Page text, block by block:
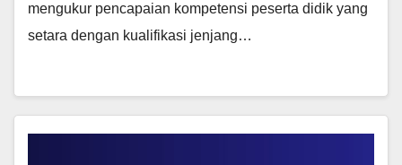
mengukur pencapaian kompetensi peserta didik yang
setara dengan kualifikasi jenjang…